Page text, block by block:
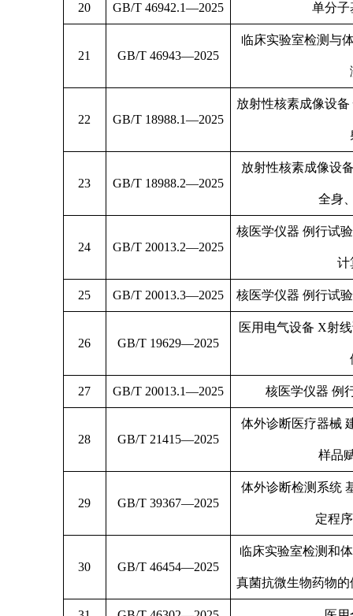
20 GB/T 46942.1—2025 单分子
21 GB/T 46943—2025
临床实验室检测与
22 GB/T 18988.1—2025
放射性核素成像设
23 GB/T 18988.2—2025
放射性核素成像设
全身
24 GB/T 20013.2—2025
核医学仪器 例行试
计
25 GB/T 20013.3—2025 核医学仪器 例行试
26 GB/T 19629—2025
医用电气设备 X射
27 GB/T 20013.1—2025 核医学仪器 例
28 GB/T 21415—2025
体外诊断医疗器械
样品
29 GB/T 39367—2025
体外诊断检测系统
定程
30 GB/T 46454—2025
临床实验室检测和
真菌抗微生物药物